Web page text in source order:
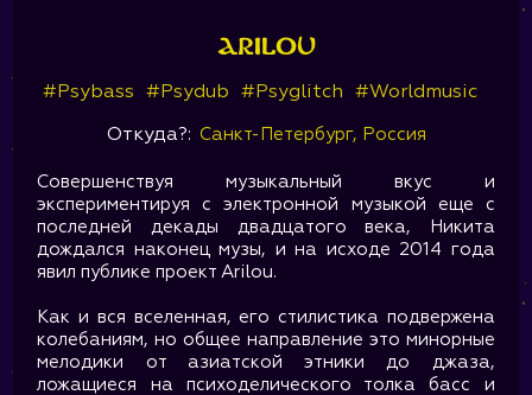
Arilou
#Psybass #Psydub #Psyglitch #Worldmusic
Откуда?: Санкт-Петербург, Россия
Совершенствуя музыкальный вкус и
экспериментируя с электронной музыкой еще с
последней декады двадцатого века, Никита
дождался наконец музы, и на исходе 2014 года
явил публике проект Arilou.
Как и вся вселенная, его стилистика подвержена
колебаниям, но общее направление это минорные
мелодики от азиатской этники до джаза,
ложащиеся на психоделического толка басс и